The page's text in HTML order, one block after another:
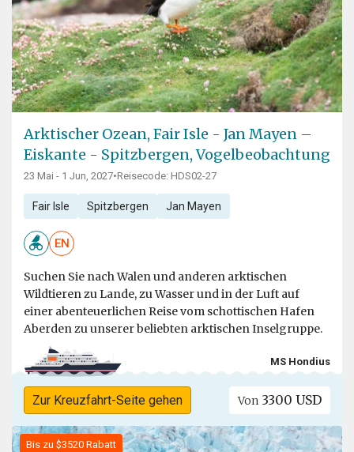
Arktischer Ozean, Fair Isle - Jan Mayen –
Eiskante - Spitzbergen, Vogelbeobachtung
23 Mai - 1 Jun, 2027•Reisecode: HDS02-27
Fair Isle Spitzbergen Jan Mayen
EN
Suchen Sie nach Walen und anderen arktischen
Wildtieren zu Lande, zu Wasser und in der Luft auf
einer abenteuerlichen Reise vom schottischen Hafen
Aberden zu unserer beliebten arktischen Inselgruppe.
MS Hondius
Zur Kreuzfahrt-Seite gehen Von 3300 USD
Bis zu $3520 Rabatt